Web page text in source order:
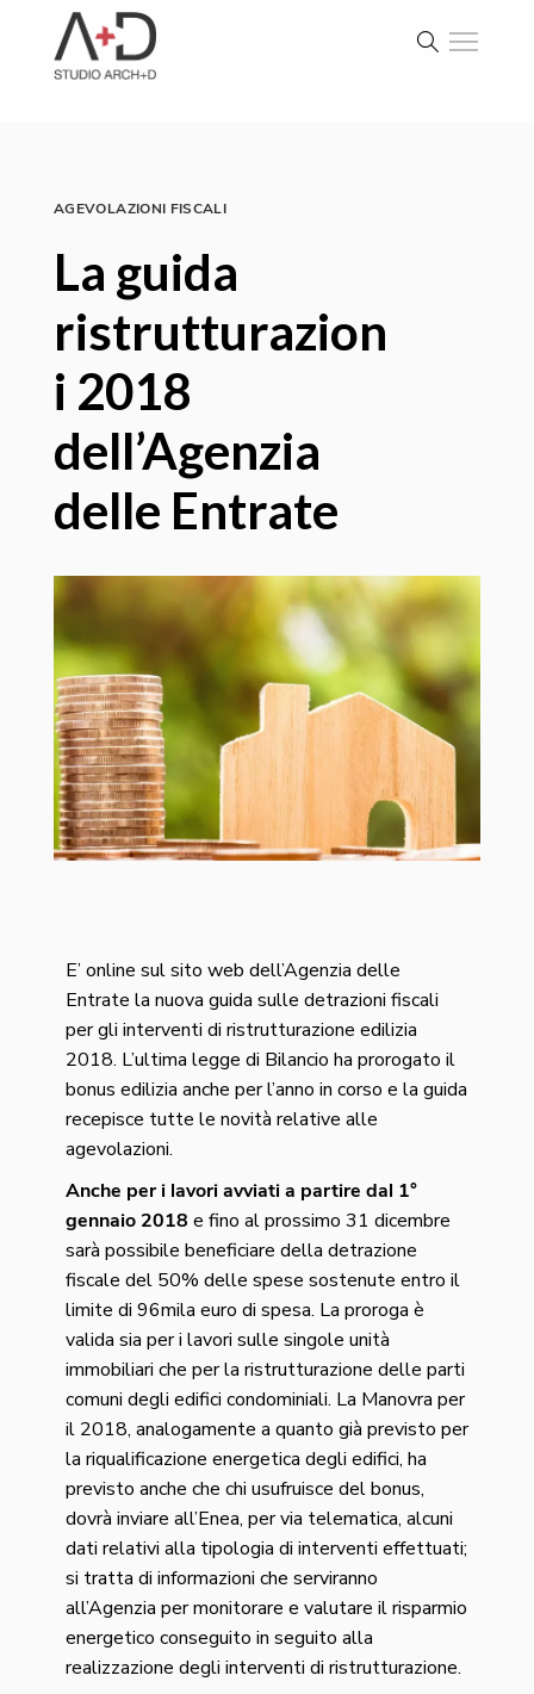
AGEVOLAZIONI FISCALI
La guida
ristrutturazion
i 2018
dell’Agenzia
delle Entrate
E’ online sul sito web dell’Agenzia delle
Entrate la nuova guida sulle detrazioni fiscali
per gli interventi di ristrutturazione edilizia
2018. L’ultima legge di Bilancio ha prorogato il
bonus edilizia anche per l’anno in corso e la guida
recepisce tutte le novità relative alle
agevolazioni.
Anche per i lavori avviati a partire dal 1°
gennaio 2018 e fino al prossimo 31 dicembre
sarà possibile beneficiare della detrazione
fiscale del 50% delle spese sostenute entro il
limite di 96mila euro di spesa. La proroga è
valida sia per i lavori sulle singole unità
immobiliari che per la ristrutturazione delle parti
comuni degli edifici condominiali. La Manovra per
il 2018, analogamente a quanto già previsto per
la riqualificazione energetica degli edifici, ha
previsto anche che chi usufruisce del bonus,
dovrà inviare all’Enea, per via telematica, alcuni
dati relativi alla tipologia di interventi effettuati;
si tratta di informazioni che serviranno
all’Agenzia per monitorare e valutare il risparmio
energetico conseguito in seguito alla
realizzazione degli interventi di ristrutturazione.